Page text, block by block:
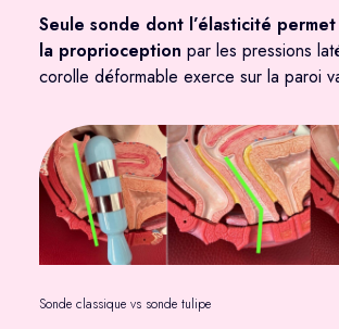
Seule sonde dont l’élasticité
la proprioception par les pressions
corolle déformable exerce sur la paroi
Sonde classique vs sonde tulipe